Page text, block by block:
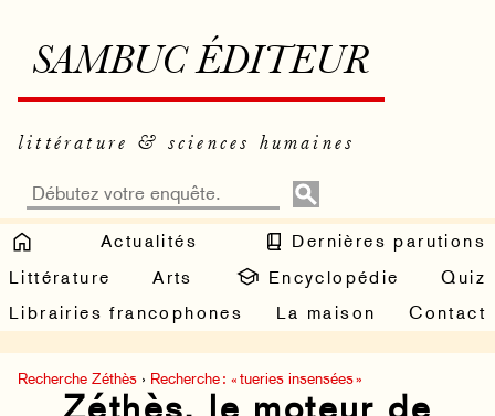
SAMBUC ÉDITEUR
littérature & sciences humaines
Actualités
Dernières parutions
Littérature
Arts Encyclopédie
Quiz
Librairies francophones
La maison Contact
Recherche Zéthès › Recherche : « tueries insensées »